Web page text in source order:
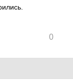
0